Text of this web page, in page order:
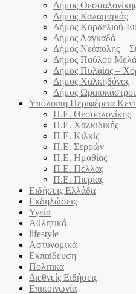
Δήμος
Δήμος Καλαμαριάς
Δήμος Κορδελιού-
Δήμος Λαγκαδά
Δήμος Νεάπολης –
Δήμος Παύλου Μελά
Δήμος Πυλαίας –
Δήμος Χαλκηδόνος
Δήμος
Υπόλοιπη Περιφέρεια
Π.Ε. Θεσσαλονίκης
Π.Ε. Χαλκιδικής
Π.Ε. Κιλκίς
Π.Ε. Σερρών
Π.Ε. Ημαθίας
Π.Ε. Πέλλας
Π.Ε. Πιερίας
Ειδήσεις Ελλάδα
Εκδηλώσεις
Υγεία
Αθλητικά
lifestyle
Αστυνομικά
Εκπαίδευση
Πολιτικά
Διεθνείς Ειδήσεις
Επικοινωνία